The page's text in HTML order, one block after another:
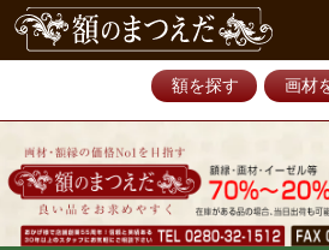
額を探す 画材